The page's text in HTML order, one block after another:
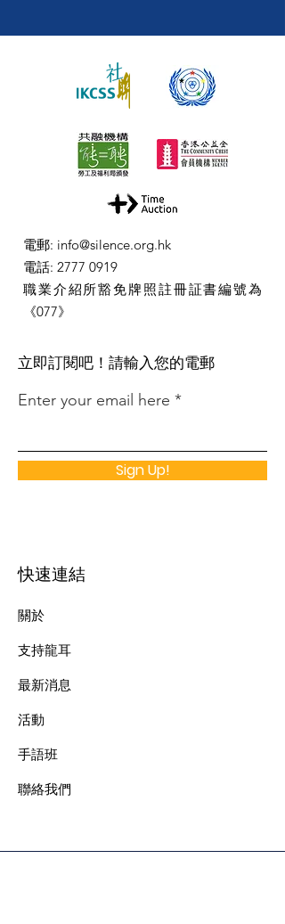
電郵: info@silence.org.hk
電話: 2777 0919
職業介紹所豁免牌照註冊証書編號為
《077》
​立即訂閱吧！請輸入您的電郵
Enter your email here
Sign Up!
快速連結
關於
支持龍耳
最新消息
​活動
手語班
​聯絡我們